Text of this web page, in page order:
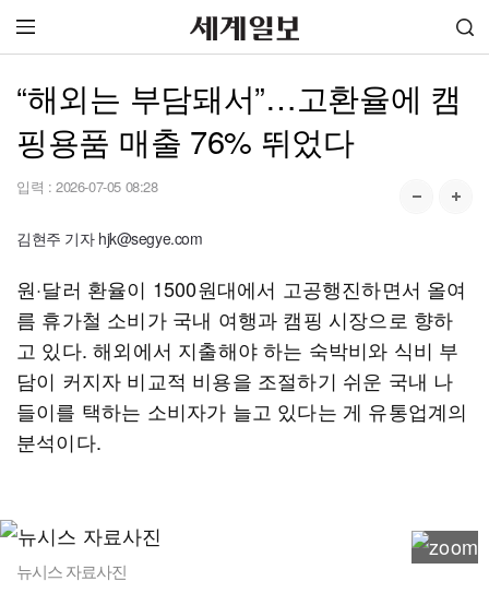
“해외는 부담돼서”…고환율에 캠
핑용품 매출 76% 뛰었다
입력 : 2026-07-05 08:28
김현주 기자 hjk@segye.com
원·달러 환율이 1500원대에서 고공행진하면서 올여
름 휴가철 소비가 국내 여행과 캠핑 시장으로 향하
고 있다. 해외에서 지출해야 하는 숙박비와 식비 부
담이 커지자 비교적 비용을 조절하기 쉬운 국내 나
들이를 택하는 소비자가 늘고 있다는 게 유통업계의
분석이다.
뉴시스 자료사진